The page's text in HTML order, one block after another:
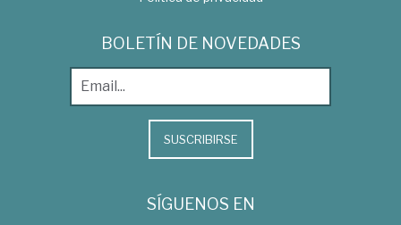
BOLETÍN DE NOVEDADES
SUSCRIBIRSE
SÍGUENOS EN